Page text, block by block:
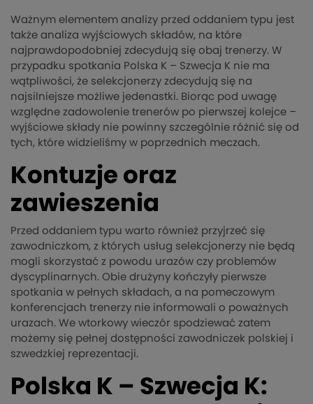
Ważnym elementem analizy przed oddaniem typu jest
także analiza wyjściowych składów, na które
najprawdopodobniej zdecydują się obaj trenerzy. W
przypadku spotkania Polska K – Szwecja K nie ma
wątpliwości, że selekcjonerzy zdecydują się na
najsilniejsze możliwe jedenastki. Biorąc pod uwagę
względne zadowolenie trenerów po pierwszej kolejce –
wyjściowe składy nie powinny szczególnie różnić się od
tych, które widzieliśmy w poprzednich meczach.
Kontuzje oraz
zawieszenia
Przed oddaniem typu warto również przyjrzeć się
zawodniczkom, z których usług selekcjonerzy nie będą
mogli skorzystać z powodu urazów czy problemów
dyscyplinarnych. Obie drużyny kończyły pierwsze
spotkania w pełnych składach, a na pomeczowym
konferencjach trenerzy nie informowali o poważnych
urazach. We wtorkowy wieczór spodziewać zatem
możemy się pełnej dostępności zawodniczek polskiej i
szwedzkiej reprezentacji.
Polska K – Szwecja K: